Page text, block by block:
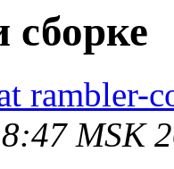
rambler-
MSK